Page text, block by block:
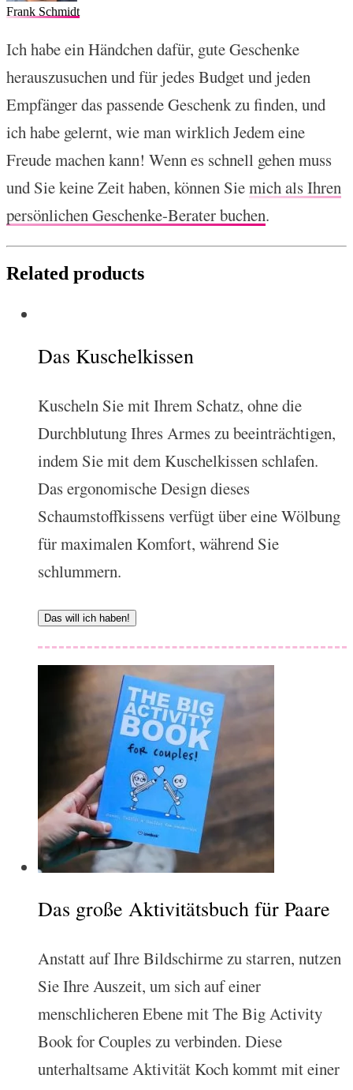
Frank Schmidt
Ich habe ein Händchen dafür, gute Geschenke
herauszusuchen und für jedes Budget und jeden
Empfänger das passende Geschenk zu finden, und
ich habe gelernt, wie man wirklich Jedem eine
Freude machen kann! Wenn es schnell gehen muss
und Sie keine Zeit haben, können Siemich als Ihren
persönlichen Geschenke-Berater buchen.
Related products
Das Kuschelkissen
Kuscheln Sie mit Ihrem Schatz, ohne die
Durchblutung Ihres Armes zu beeinträchtigen,
indem Sie mit dem Kuschelkissen schlafen.
Das ergonomische Design dieses
Schaumstoffkissens verfügt über eine Wölbung
für maximalen Komfort, während Sie
schlummern.
Das will ich haben!
Das große Aktivitätsbuch für Paare
Anstatt auf Ihre Bildschirme zu starren, nutzen
Sie Ihre Auszeit, um sich auf einer
menschlicheren Ebene mit The Big Activity
Book for Couples zu verbinden. Diese
unterhaltsame Aktivität Koch kommt mit einer